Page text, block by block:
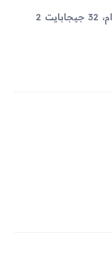
التخزين الداخلي: 16 جيجابايت 2 جيجابايت رام، 32 جيجابايت 2